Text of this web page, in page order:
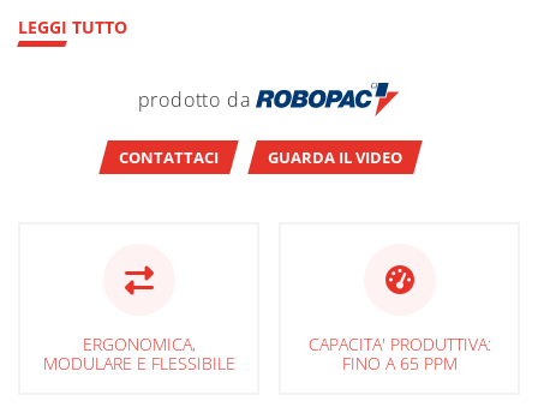
LEGGI TUTTO
prodotto da
CONTATTACI GUARDA IL VIDEO
ERGONOMICA,
MODULARE E FLESSIBILE
CAPACITA' PRODUTTIVA:
FINO A 65 PPM